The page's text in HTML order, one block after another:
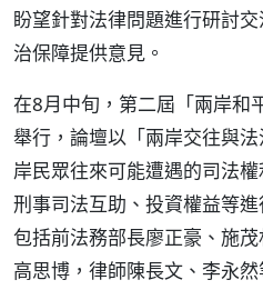
盼望針對法律問題進行研討
治保障提供意見。
在8月中旬，第二屆「兩岸和
舉行，論壇以「兩岸交往與
岸民眾往來可能遭遇的司法
刑事司法互助、投資權益等
包括前法務部長廖正豪、施
高思博，律師陳長文、李永